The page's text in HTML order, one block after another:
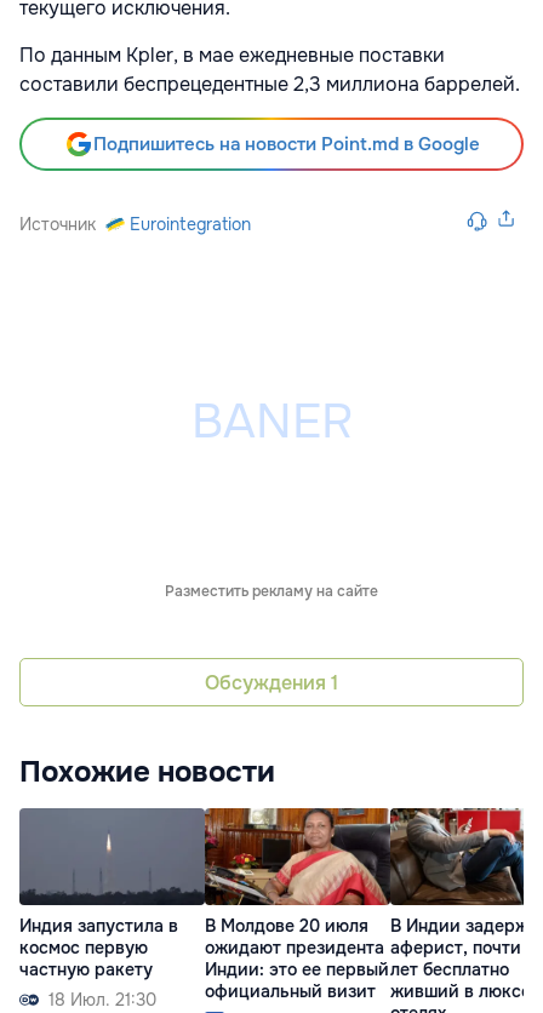
текущего исключения.
По данным Kpler, в мае ежедневные поставки
составили беспрецедентные 2,3 миллиона баррелей.
Подпишитесь на новости Point.md в Google
Источник Eurointegration
Разместить рекламу на сайте
Обсуждения 1
Похожие новости
Индия запустила в
космос первую
частную ракету
18 Июл. 21:30
В Молдове 20 июля
ожидают президента
Индии: это ее первый
официальный визит
В Индии
аферист, почти
лет бесплатно
живший в